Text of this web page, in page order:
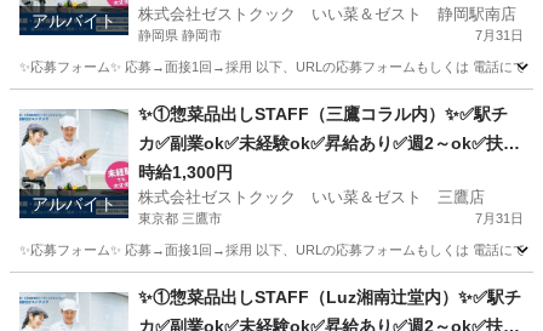
アルバイト 株式会社ゼストクック いい菜＆ゼスト 静岡駅南店
静岡県 静岡市 7月31日
✨応募フォーム✨ 応募→面接1回→採用 以下、URLの応募フォームもしくは 電話にて
キッチン スタッフ
アルバイト
✨①惣菜品出しSTAFF（三鷹コラル内）✨✅駅チ
カ✅副業ok✅未経験ok✅昇給あり✅週2～ok✅扶養
内ok
時給1,300円
株式会社ゼストクック いい菜＆ゼスト 三鷹店
東京都 三鷹市 7月31日
✨応募フォーム✨ 応募→面接1回→採用 以下、URLの応募フォームもしくは 電話にて
キッチン スタッフ
✨①惣菜品出しSTAFF（Luz湘南辻堂内）✨✅駅チ
カ✅副業ok✅未経験ok✅昇給あり✅週2～ok✅扶養